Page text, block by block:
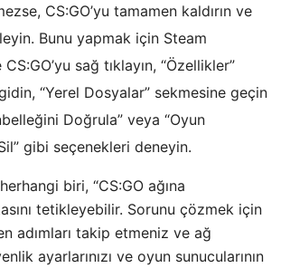
CS:GO’yu tamamen kaldırın ve
Bunu yapmak için Steam
sağ tıklayın, “Özellikler”
“Yerel Dosyalar” sekmesine geçin
Doğrula” veya “Oyun
gibi seçenekleri deneyin.
biri, “CS:GO ağına
tetikleyebilir. Sorunu çözmek için
adımları takip etmeniz ve ağ
ayarlarınızı ve oyun sunucularının